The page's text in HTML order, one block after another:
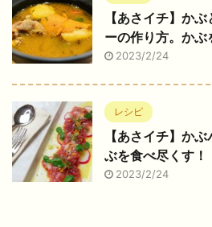
【あさイチ】か
ーの作り方。かぶ
2023/2/24
レシピ
【あさイチ】か
ぶを食べ尽くす！
2023/2/24